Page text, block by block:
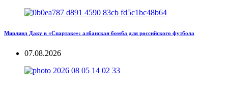
Мирлинд Даку в «Спартаке»: албанская бомба для российского футбола
07.08.2026